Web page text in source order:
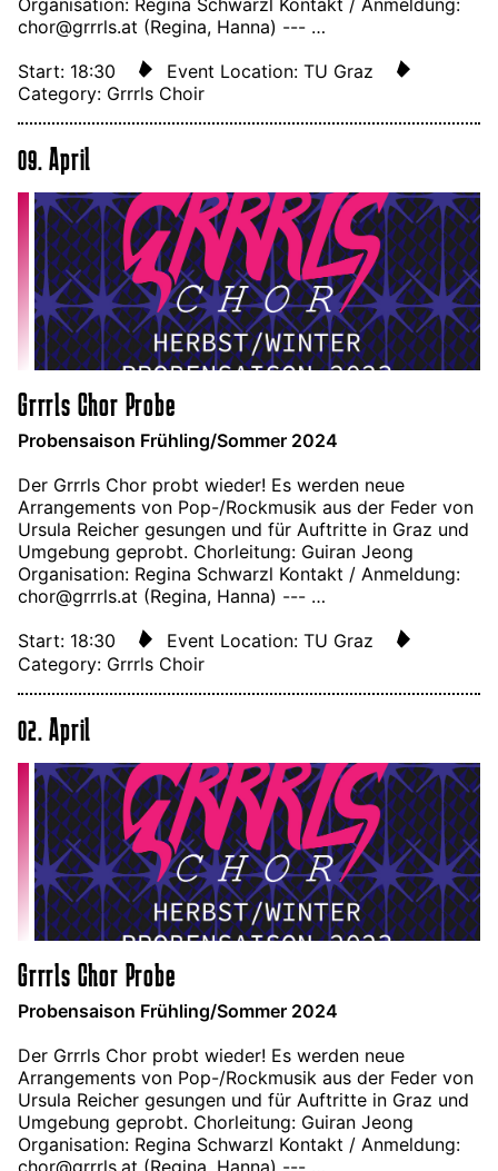
Organisation: Regina Schwarzl Kontakt / Anmeldung:
chor@grrrls.at (Regina, Hanna) --- …
Start: 18:30
Event Location: TU Graz
Category: Grrrls Choir
09. April
Grrrls Chor Probe
Probensaison Frühling/Sommer 2024
Der Grrrls Chor probt wieder! Es werden neue
Arrangements von Pop-/Rockmusik aus der Feder von
Ursula Reicher gesungen und für Auftritte in Graz und
Umgebung geprobt. Chorleitung: Guiran Jeong
Organisation: Regina Schwarzl Kontakt / Anmeldung:
chor@grrrls.at (Regina, Hanna) --- …
Start: 18:30
Event Location: TU Graz
Category: Grrrls Choir
02. April
Grrrls Chor Probe
Probensaison Frühling/Sommer 2024
Der Grrrls Chor probt wieder! Es werden neue
Arrangements von Pop-/Rockmusik aus der Feder von
Ursula Reicher gesungen und für Auftritte in Graz und
Umgebung geprobt. Chorleitung: Guiran Jeong
Organisation: Regina Schwarzl Kontakt / Anmeldung:
chor@grrrls.at (Regina, Hanna) --- …